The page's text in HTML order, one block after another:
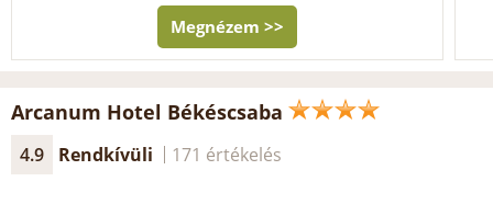
Megnézem >>
Arcanum Hotel Békéscsaba
4.9 Rendkívüli 171 értékelés